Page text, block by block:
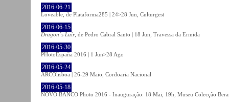
2016-06-21
Loveable, de Plataforma285 | 24>28 Jun, Culturgest
2016-06-15
Dragon´s Lair, de Pedro Cabral Santo | 18 Jun, Travessa da Ermida
2016-05-30
PHotoEspaña 2016 | 1 Jun>28 Ago
2016-05-24
ARCOlisboa | 26-29 Maio, Cordoaria Nacional
2016-05-18
NOVO BANCO Photo 2016 - Inauguração: 18 Mai, 19h, Museu Colecção